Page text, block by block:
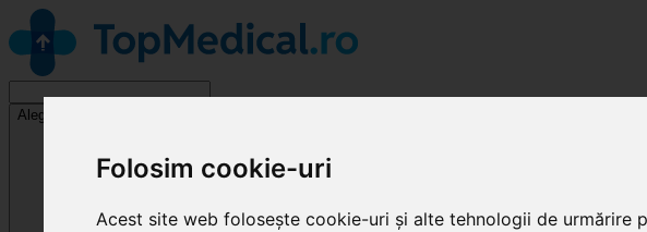
Folosim cookie-uri
Acest site web folosește cookie-uri și alte tehnologii de urmărire
Alege o specialitate